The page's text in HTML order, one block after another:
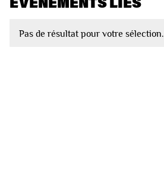
Pas de résultat pour votre sélection.